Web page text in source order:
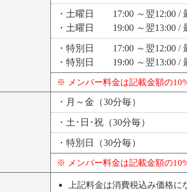
・土曜日 17:00 ～翌12:00 /
・土曜日 19:00 ～翌13:00 /
・特別日 17:00 ～翌12:00 /
・特別日 19:00 ～翌13:00 /
※ メンバー料金は記載金額の
・月～金（30分毎）
・土･日･祝（30分毎）
・特別日（30分毎）
※ メンバー料金は記載金額の
上記料金は消費税込み価格に